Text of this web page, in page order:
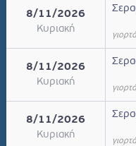
8/11/2026
Κυριακή
8/11/2026
Κυριακή
8/11/2026
Κυριακή